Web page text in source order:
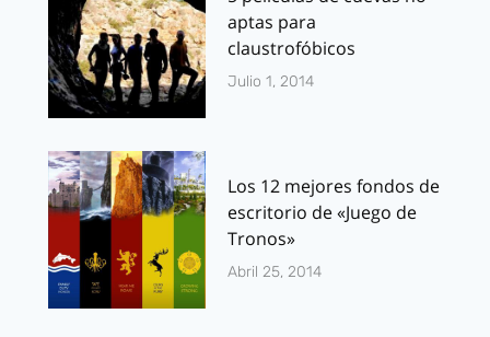
aptas para
claustrofóbicos
Julio 1, 2014
Los 12 mejores fondos de
escritorio de «Juego de
Tronos»
Abril 25, 2014